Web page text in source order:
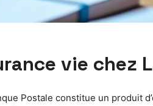
vie chez
Postale constitue un